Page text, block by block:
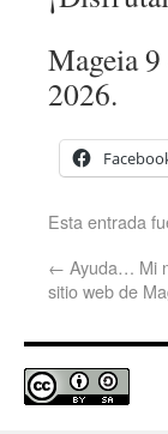
Mageia
2026.
Esta entrada
← Ayuda… Mi
sitio web de